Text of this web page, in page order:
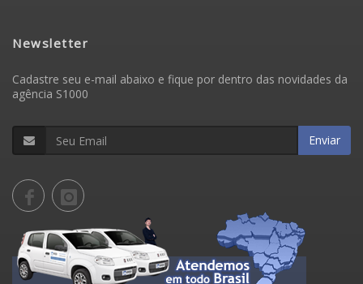
Newsletter
Cadastre seu e-mail abaixo e fique por dentro das novidades da
agência S1000
Enviar